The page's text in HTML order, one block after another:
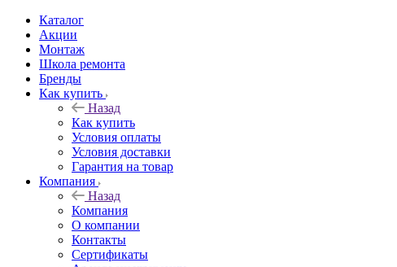
Каталог
Акции
Монтаж
Школа ремонта
Бренды
Как купить
Назад
Как купить
Условия оплаты
Условия доставки
Гарантия на товар
Компания
Назад
Компания
О компании
Контакты
Сертификаты